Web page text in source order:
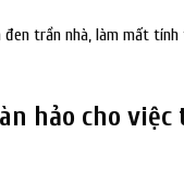
trần nhà, làm mất
hảo cho